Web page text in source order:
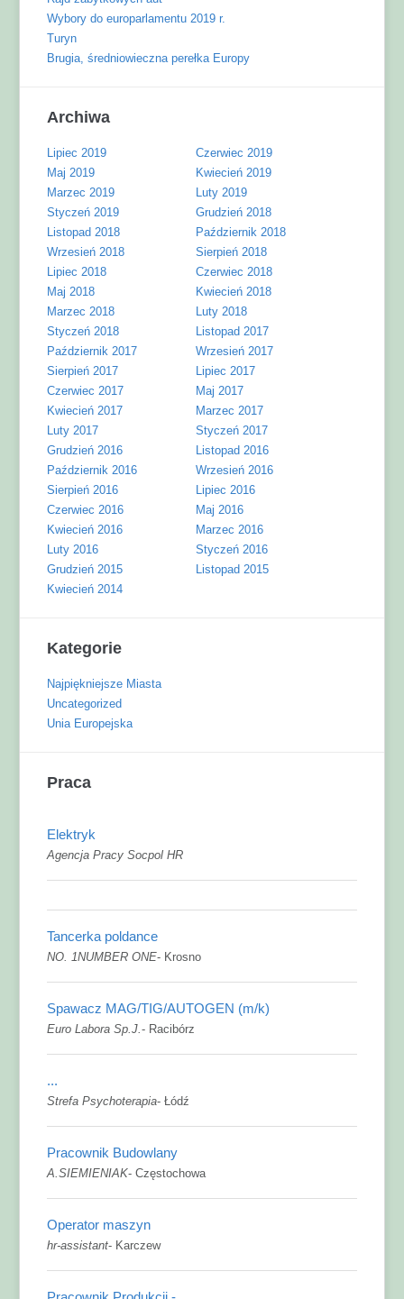
Wybory do europarlamentu 2019 r.
Turyn
Brugia, średniowieczna perełka Europy
Archiwa
Lipiec 2019
Czerwiec 2019
Maj 2019
Kwiecień 2019
Marzec 2019
Luty 2019
Styczeń 2019
Grudzień 2018
Listopad 2018
Październik 2018
Wrzesień 2018
Sierpień 2018
Lipiec 2018
Czerwiec 2018
Maj 2018
Kwiecień 2018
Marzec 2018
Luty 2018
Styczeń 2018
Listopad 2017
Październik 2017
Wrzesień 2017
Sierpień 2017
Lipiec 2017
Czerwiec 2017
Maj 2017
Kwiecień 2017
Marzec 2017
Luty 2017
Styczeń 2017
Grudzień 2016
Listopad 2016
Październik 2016
Wrzesień 2016
Sierpień 2016
Lipiec 2016
Czerwiec 2016
Maj 2016
Kwiecień 2016
Marzec 2016
Luty 2016
Styczeń 2016
Grudzień 2015
Listopad 2015
Kwiecień 2014
Kategorie
Najpiękniejsze Miasta
Uncategorized
Unia Europejska
Praca
Elektryk
Agencja Pracy Socpol HR
Tancerka poldance
NO. 1NUMBER ONE- Krosno
Spawacz MAG/TIG/AUTOGEN (m/k)
Euro Labora Sp.J.- Racibórz
...
Strefa Psychoterapia-Łódź
Pracownik Budowlany
A.SIEMIENIAK-Częstochowa
Operator maszyn
hr-assistant- Karczew